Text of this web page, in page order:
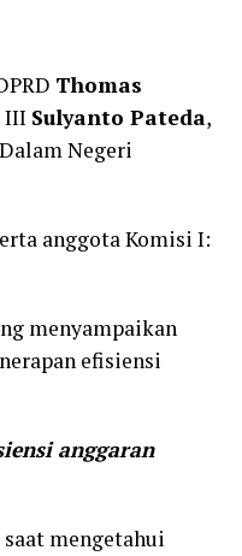
Thomas
III Sulyanto Pateda,
Negeri
anggota Komisi I:
menyampaikan
efisiensi
anggaran
mengetahui